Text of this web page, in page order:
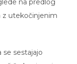
z utekočinjenim
še k pripravi